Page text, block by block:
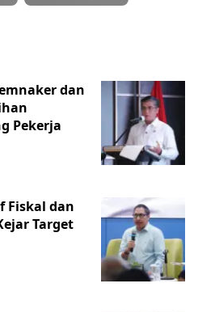
dan
Pekerja
Fiskal dan
Target